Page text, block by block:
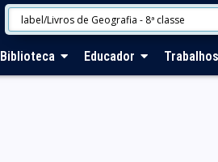
Biblioteca Educador